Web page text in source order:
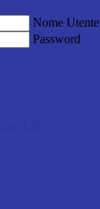
Nome Utente
Password